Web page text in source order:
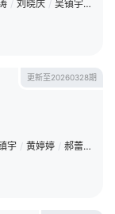
/ 刘晓庆 / 吴镇宇 /
更新至20260328期
宇 / 黄婷婷 / 郝蕾 /